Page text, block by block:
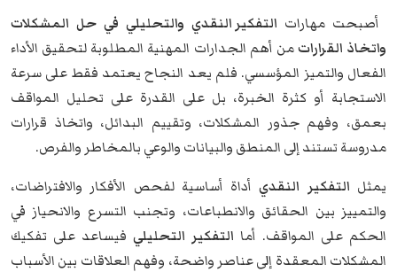
أصبحت مهارات التفكير النقدي والتحليلي في حل المشكلات
واتخاذ القراراتمن أهم الجدارات المهنية المطلوبة لتحقيق الأداء
الفعال والتميز المؤسسي. فلم يعد النجاح يعتمد فقط على سرعة
الاستجابة أو كثرة الخبرة، بل على القدرة على تحليل المواقف
بعمق، وفهم جذور المشكلات، وتقييم البدائل، واتخاذ قرارات
مدروسة تستند إلى المنطق والبيانات والوعي بالمخاطر والفرص.
يمثل التفكير النقديأداة أساسية لفحص الأفكار والافتراضات،
والتمييز بين الحقائق والانطباعات، وتجنب التسرع والانحياز في
الحكم على المواقف. أما التفكير التحليلي فيساعد على تفكيك
المشكلات المعقدة إلى عناصر واضحة، وفهم العلاقات بين الأسباب